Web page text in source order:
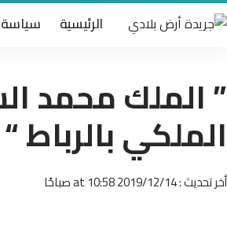
الرئيسية سياسة
” الملك محمد
الملكي بالرباط “
أخر تحديث : 2019/12/14 at 10:58 صباحًا